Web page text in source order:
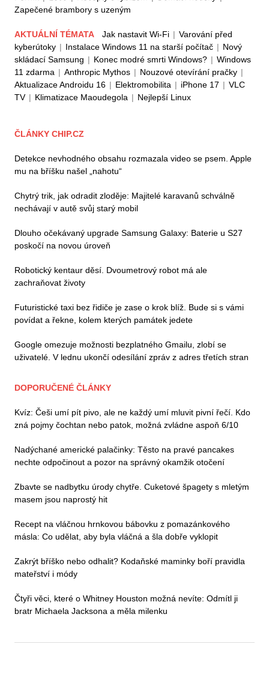
Zapečené brambory s uzeným
AKTUÁLNÍ TÉMATA Jak nastavit Wi-Fi | Varování před
kyberútoky | Instalace Windows 11 na starší počítač | Nový
skládací Samsung | Konec modré smrti Windows? | Windows
11 zdarma | Anthropic Mythos | Nouzové otevírání pračky |
Aktualizace Androidu 16 | Elektromobilita | iPhone 17 | VLC
TV | Klimatizace Maoudegola | Nejlepší Linux
ČLÁNKY CHIP.CZ
Detekce nevhodného obsahu rozmazala video se psem. Apple
mu na bříšku našel „nahotu“
Chytrý trik, jak odradit zloděje: Majitelé karavanů schválně
nechávají v autě svůj starý mobil
Dlouho očekávaný upgrade Samsung Galaxy: Baterie u S27
poskočí na novou úroveň
Robotický kentaur děsí. Dvoumetrový robot má ale
zachraňovat životy
Futuristické taxi bez řidiče je zase o krok blíž. Bude si s vámi
povídat a řekne, kolem kterých památek jedete
Google omezuje možnosti bezplatného Gmailu, zlobí se
uživatelé. V lednu ukončí odesílání zpráv z adres třetích stran
DOPORUČENÉ ČLÁNKY
Kvíz: Češi umí pít pivo, ale ne každý umí mluvit pivní řečí. Kdo
zná pojmy čochtan nebo patok, možná zvládne aspoň 6/10
Nadýchané americké palačinky: Těsto na pravé pancakes
nechte odpočinout a pozor na správný okamžik otočení
Zbavte se nadbytku úrody chytře. Cuketové špagety s mletým
masem jsou naprostý hit
Recept na vláčnou hrnkovou bábovku z pomazánkového
másla: Co udělat, aby byla vláčná a šla dobře vyklopit
Zakrýt bříško nebo odhalit? Kodaňské maminky boří pravidla
mateřství i módy
Čtyři věci, které o Whitney Houston možná nevíte: Odmítl ji
bratr Michaela Jacksona a měla milenku